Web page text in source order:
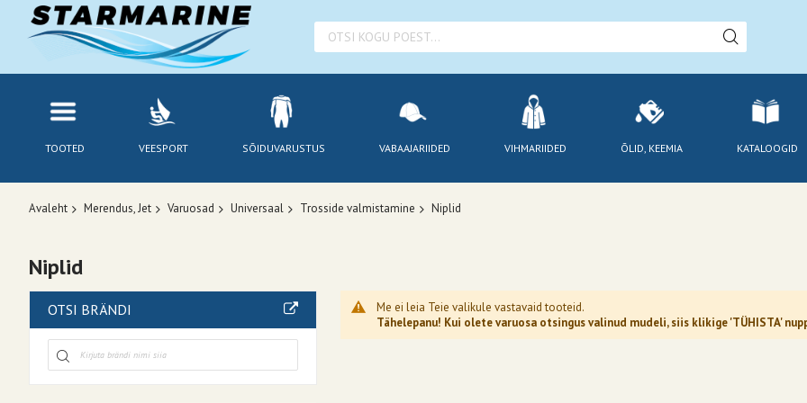
TOOTED VEESPORT SÕIDUVARUSTUS VABAAJARIIDED VIHMARIIDED ÕLID, KEEMIA KATALOOGID
Avaleht Merendus, Jet Varuosad Universaal Trosside valmistamine Niplid
Niplid
Me ei leia Teie valikule vastavaid tooteid.
Tähelepanu! Kui olete varuosa otsingus valinud mudeli, siis klikige 'TÜHISTA'
OTSI BRÄNDI